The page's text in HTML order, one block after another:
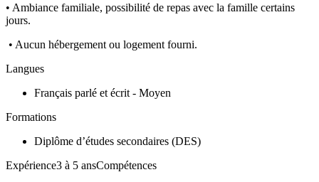
• Ambiance familiale, possibilité de repas avec la famille certains
jours.
• Aucun hébergement ou logement fourni.
Langues
Français parlé et écrit - Moyen
Formations
Diplôme d’études secondaires (DES)
Expérience3 à 5 ansCompétences